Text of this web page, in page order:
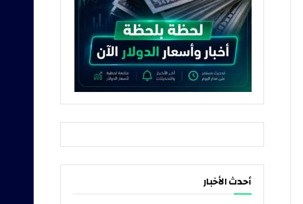
أحدث الأخبار